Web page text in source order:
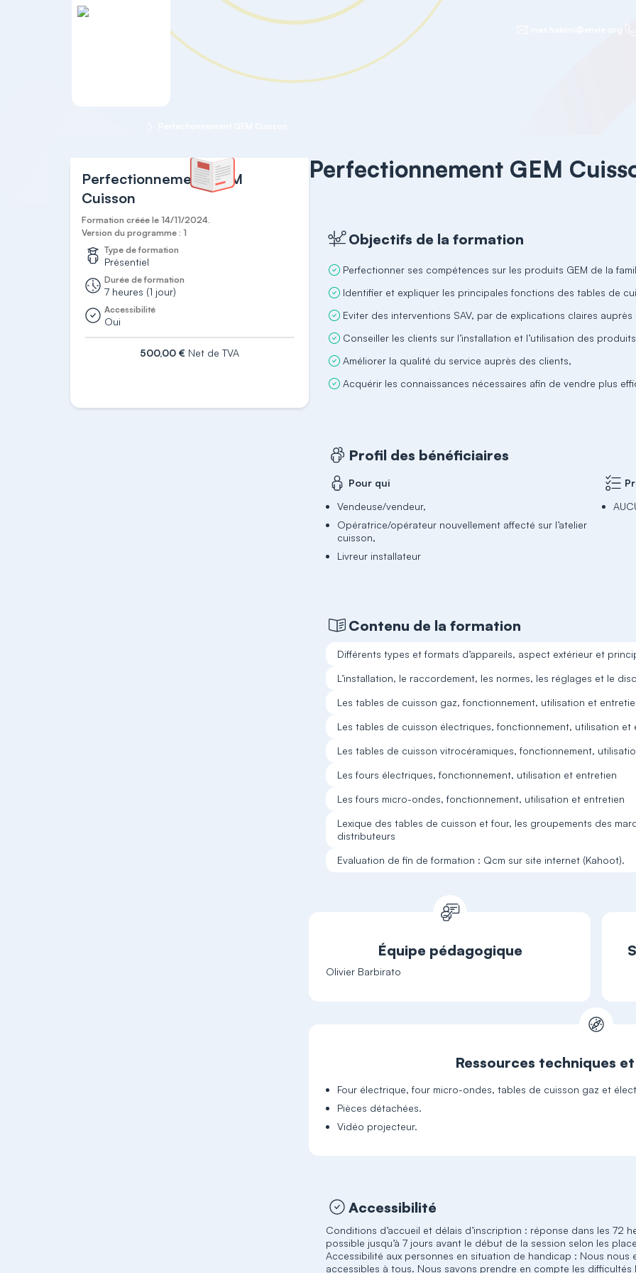
Perfectionnement GEM
Cuisson
Formation créée le 14/11/2024.
Version du programme : 1
Type de formation
Présentiel
Durée de formation
7 heures (1 jour)
Accessibilité
Oui
500,00 € Net de TVA
Perfectionnement GEM
Objectifs de la formation
Perfectionner ses compétences sur les produits GEM de la
Identifier et expliquer les principales fonctions des tables de
Eviter des interventions SAV, par de explications claires auprès
Conseiller les clients sur l’installation et l’utilisation des
Améliorer la qualité du service auprès des clients,
Acquérir les connaissances nécessaires afin de vendre plus
Profil des bénéficiaires
Pour qui
Vendeuse/vendeur,
Opératrice/opérateur nouvellement affecté sur l’atelier
cuisson,
Livreur installateur
Contenu de la formation
Différents types et formats d’appareils, aspect extérieur et
L’installation, le raccordement, les normes, les réglages et le
Les tables de cuisson gaz, fonctionnement, utilisation et
Les tables de cuisson électriques, fonctionnement, utilisation et
Les tables de cuisson vitrocéramiques, fonctionnement,
Les fours électriques, fonctionnement, utilisation et entretien
Les fours micro-ondes, fonctionnement, utilisation et entretien
Lexique des tables de cuisson et four, les groupements des
distributeurs
Evaluation de fin de formation : Qcm sur site internet (Kahoot).
Équipe pédagogique
Olivier Barbirato
Ressources techniques
Four électrique, four micro-ondes, tables de cuisson gaz et
Pièces détachées.
Vidéo projecteur.
Accessibilité
Conditions d’accueil et délais d’inscription : réponse dans les 72
possible jusqu’à 7 jours avant le début de la session selon les
Accessibilité aux personnes en situation de handicap : Nous
accessibles à tous. Nous savons prendre en compte les